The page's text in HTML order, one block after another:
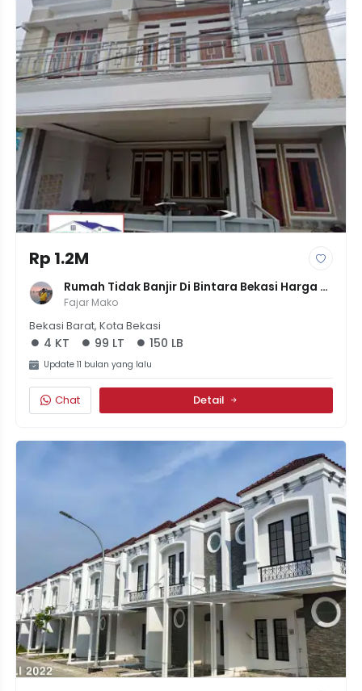
Rp 1.2M
Rumah Tidak Banjir Di Bintara Bekasi Harga
1,5Miliyar 4Kamar
Fajar Mako
Bekasi Barat, Kota Bekasi
4 KT 99 LT 150 LB
Update 11 bulan yang lalu
Chat Detail